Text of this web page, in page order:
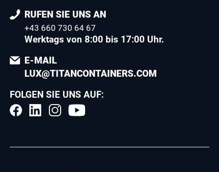
RUFEN SIE UNS AN
+43 660 730 64 67
Werktags von 8:00 bis 17:00 Uhr.
E-MAIL
LUX@TITANCONTAINERS.COM
FOLGEN SIE UNS AUF: